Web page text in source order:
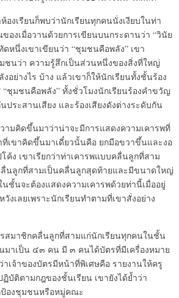
องเรียนก็พบว่านักเรียนทุกคนนั่งเงียบในท่า
องเมื่อวานด้วยการเขียนบนกระดานว่า “วินัย
หนึ่งเขาเขียนว่า “ชุมชนคือพลัง” เขา
นว่า ความรู้สึกเป็นส่วนหนึ่งของสิ่งที่ใหญ่
งอย่างไร บ้าง แล้วเขาก็ให้นักเรียนทั้งชั้นร้อง
ชุมชนคือพลัง” ทั้งชั่วโมงนักเรียนร้องคำขวัญ
ระสานเสียง และร้องเสียงดังต่างระดับกัน
ามคิดขึ้นมาว่าน่าจะมีการแสดงความเคารพที่
เขาคิดขึ้นมาเดี๋ยวนั้นคือ ยกมือขวาขึ้นและงอ
ค้ง เขาเรียกว่าท่าเคารพแบบคลื่นลูกที่สาม
ลื่นลูกที่สามเป็นคลื่นลูกสุดท้ายและมีขนาดใหญ่
ชั้นจะต้องแสดงความเคารพด้วยท่านี้เมื่ออยู่
งเลยเพราะนักเรียนทำตามที่เขาสั่งอย่าง
สมาชิกคลื่นลูกที่สามแก่นักเรียนทุกคนในชั้น
มาเป็น ๔๓ คน มี ๓ คนได้บัตรที่มีเครื่องหมาย
าเจ้าของบัตรมีหน้าที่พิเศษคือ รายงานให้ครู
บัติตามกฎของชั้นเรียน เขายังได้ย้ำว่า
องชุมชนหรือหมู่คณะ